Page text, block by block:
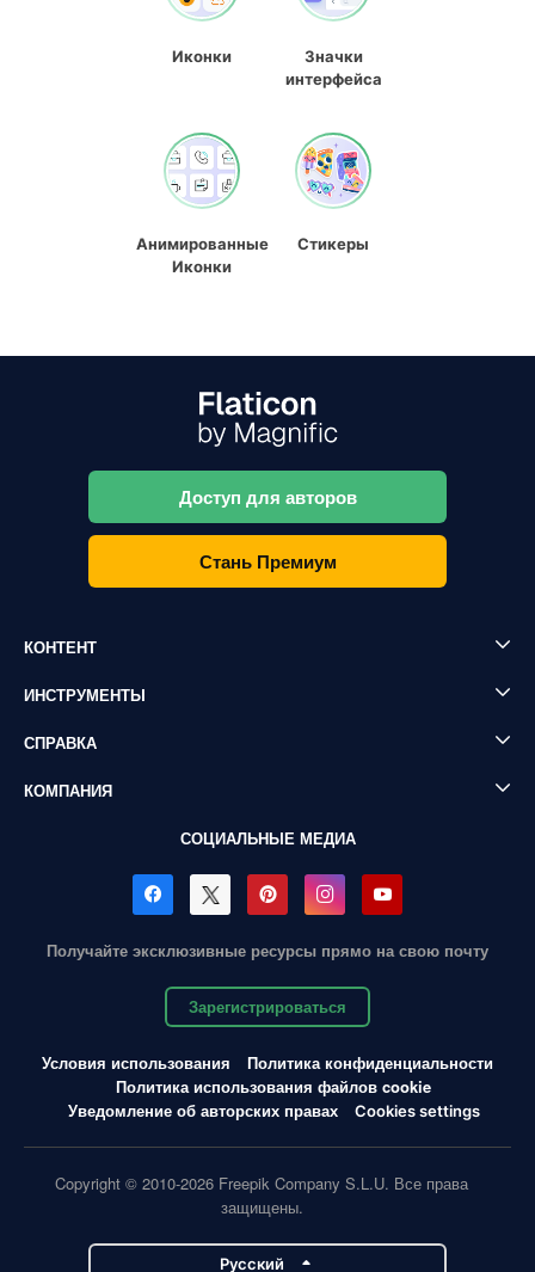
Иконки
Значки
интерфейса
Анимированные
Иконки
Стикеры
Доступ для авторов
Стань Премиум
КОНТЕНТ
ИНСТРУМЕНТЫ
СПРАВКА
КОМПАНИЯ
СОЦИАЛЬНЫЕ МЕДИА
Получайте эксклюзивные ресурсы прямо на свою почту
Зарегистрироваться
Условия использования
Политика конфиденциальности
Политика использования файлов cookie
Уведомление об авторских правах
Cookies settings
Copyright © 2010-2026 Freepik Company S.L.U. Все права
защищены.
Pусский